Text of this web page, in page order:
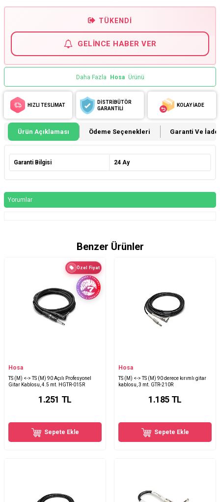
TÜKENDI
GELINCE HABER VER
Daha Fazla Hosa Ürünü
HIZLI TESLİMAT
DİSTRİBÜTÖR
GARANTİLİ
KOLAY İADE
Ürün Açıklaması Ödeme Seçenekleri Garanti Ve İade
Garanti Bilgisi 24 Ay
Yorumlar
Benzer Ürünler
Özel Fiyat
Hosa
TS (M) <-> TS (M) 90 Açılı Profesyonel
Gitar Kablosu, 4.5 mt. HGTR-015R
1.251 TL
Sepete Ekle
Hosa
TS (M) <-> TS (M) 90 derece kırımlı gitar
kablosu, 3 mt. GTR-210R
1.185 TL
Sepete Ekle